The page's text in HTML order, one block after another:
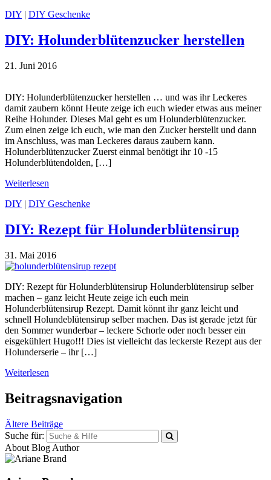
DIY | DIY Geschenke
DIY: Holunderblütenzucker herstellen
21. Juni 2016
DIY: Holunderblütenzucker herstellen … und was ihr Leckeres
damit zaubern könnt Heute zeige ich euch wieder etwas aus meiner
Reihe Holunder. Dieses Mal geht es um Holunderblütenzucker.
Zum einen zeige ich euch, wie man den Zucker herstellt und dann
im Anschluss, was man Leckeres daraus zaubern kann.
Holunderblütenzucker Zuerst einmal benötigt ihr 10 -15
Holunderblütendolden, […]
Weiterlesen
DIY | DIY Geschenke
DIY: Rezept für Holunderblütensirup
31. Mai 2016
DIY: Rezept für Holunderblütensirup Holunderblütensirup selber
machen – ganz leicht Heute zeige ich euch mein
Holunderblütensirup Rezept. Damit könnt ihr ganz leicht und
schnell Holundeblütensirup selber machen. Das ist gerade jetzt für
den Sommer wunderbar – leckere Schorle oder noch besser ein
eisgekühlert Hugo!!! Dies ist vielleicht das leckerste Rezept aus der
Holunderserie – ihr […]
Weiterlesen
Beitragsnavigation
Ältere Beiträge
Suche für:
About Blog Author